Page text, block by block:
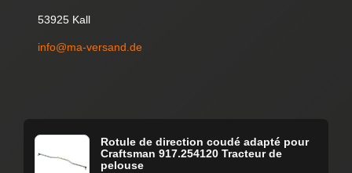
53925 Kall
info@ma-versand.de
Rotule de direction coudé adapté pour
Craftsman 917.254120 Tracteur de
pelouse